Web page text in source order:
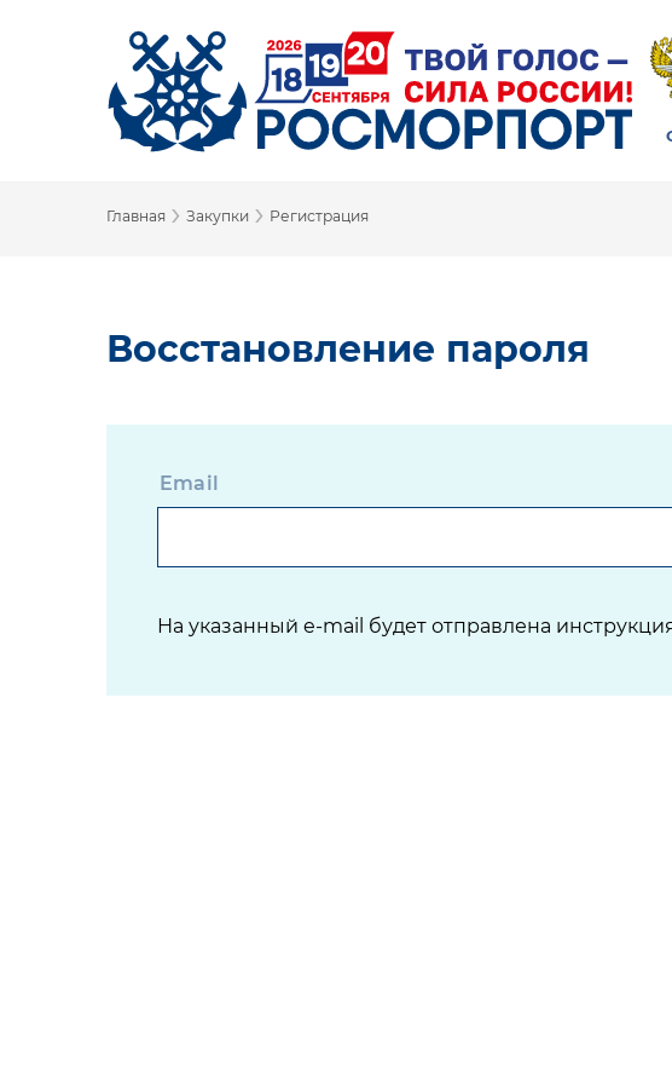
Главная › Закупки › Регистрация
Восстановление пароля
Email
На указанный e-mail будет отправлена